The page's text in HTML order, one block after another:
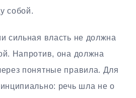
собой.
сильная власть не должна
Напротив, она должна
понятные правила. Для
речь шла не о